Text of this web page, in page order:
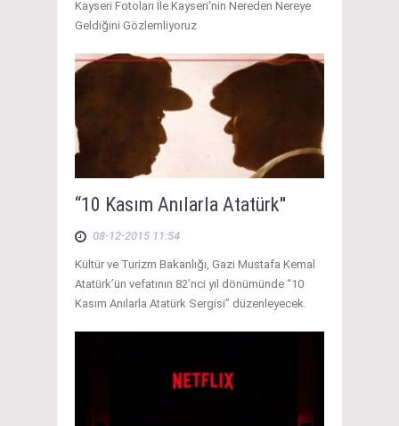
Kayseri Fotoları İle Kayseri'nin Nereden Nereye
Geldiğini Gözlemliyoruz
“10 Kasım Anılarla Atatürk''
08-12-2015 11:54
Kültür ve Turizm Bakanlığı, Gazi Mustafa Kemal
Atatürk’ün vefatının 82’nci yıl dönümünde “10
Kasım Anılarla Atatürk Sergisi” düzenleyecek.